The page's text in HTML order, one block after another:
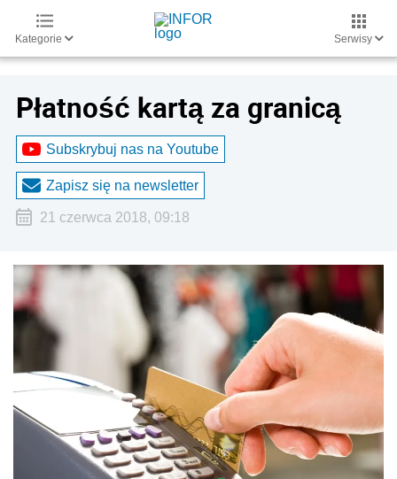
Kategorie Serwisy
Płatność kartą za granicą
Subskrybuj nas na Youtube
Zapisz się na newsletter
21 czerwca 2018, 09:18